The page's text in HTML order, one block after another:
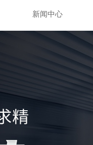
新闻中心